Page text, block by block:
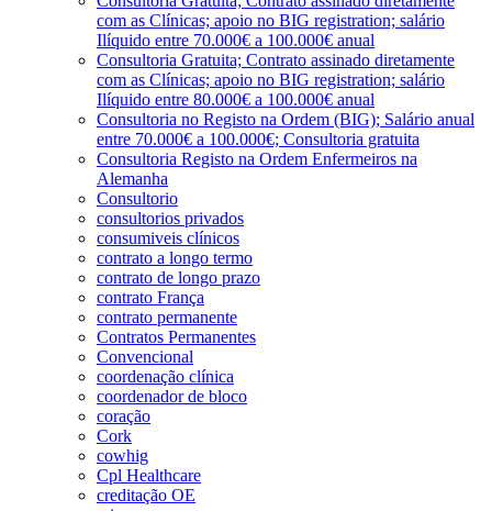
com as Clínicas; apoio no BIG registration; salário
Ilíquido entre 70.000€ a 100.000€ anual
Consultoria Gratuita; Contrato assinado diretamente
com as Clínicas; apoio no BIG registration; salário
Ilíquido entre 80.000€ a 100.000€ anual
Consultoria no Registo na Ordem (BIG); Salário anual
entre 70.000€ a 100.000€; Consultoria gratuita
Consultoria Registo na Ordem Enfermeiros na
Alemanha
Consultorio
consultorios privados
consumiveis clínicos
contrato a longo termo
contrato de longo prazo
contrato França
contrato permanente
Contratos Permanentes
Convencional
coordenação clínica
coordenador de bloco
coração
Cork
cowhig
Cpl Healthcare
creditação OE